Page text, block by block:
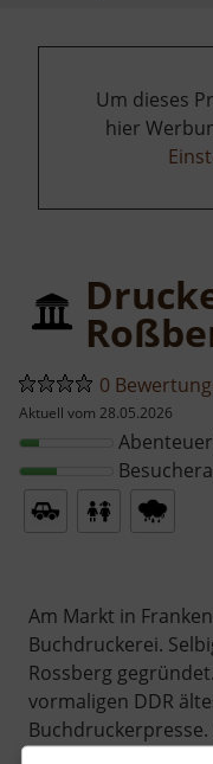
Um dieses
hier
0
Aktuell vom 28.05.2026
Am Markt in
Buchdruckerei.
Rossberg
vormaligen DDR